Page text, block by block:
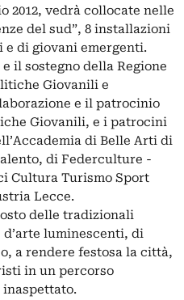
2012, vedrà collocate nelle
del sud”, 8 installazioni
di giovani emergenti.
il sostegno della Regione
Giovanili e
e il patrocinio
Giovanili, e i patrocini
di Belle Arti di
di Federculture -
Cultura Turismo Sport
Lecce.
delle tradizionali
luminescenti, di
a rendere festosa la città,
in un percorso